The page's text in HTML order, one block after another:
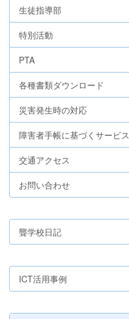
生徒指導部
特別活動
PTA
各種書類ダウンロード
災害発生時の対応
障害者手帳に基づくサービス
交通アクセス
お問い合わせ
聾学校日記
ICT活用事例